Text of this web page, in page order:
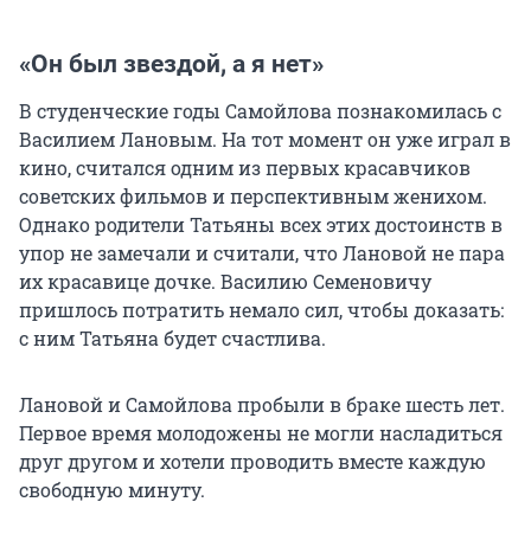
«Он был звездой, а я нет»
В студенческие годы Самойлова познакомилась с
Василием Лановым. На тот момент он уже играл в
кино, считался одним из первых красавчиков
советских фильмов и перспективным женихом.
Однако родители Татьяны всех этих достоинств в
упор не замечали и считали, что Лановой не пара
их красавице дочке. Василию Семеновичу
пришлось потратить немало сил, чтобы доказать:
с ним Татьяна будет счастлива.
Лановой и Самойлова пробыли в браке шесть лет.
Первое время молодожены не могли насладиться
друг другом и хотели проводить вместе каждую
свободную минуту.